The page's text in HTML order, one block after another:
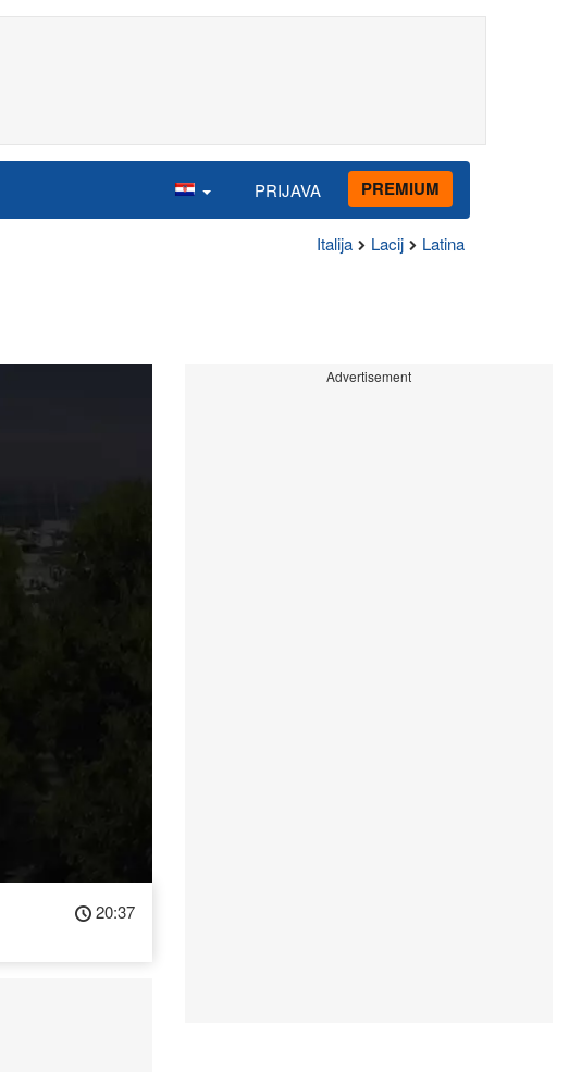
PRIJAVA PREMIUM
Italija Lacij Latina
20:37
Advertisement